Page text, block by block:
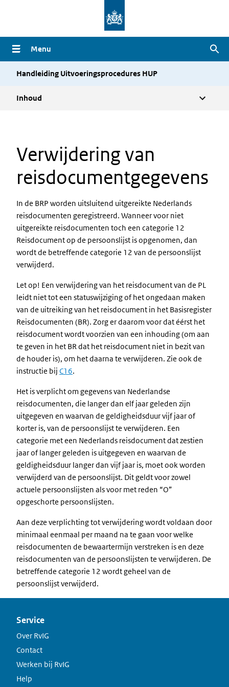
naar
de
inhoud
Menu
Handleiding Uitvoeringsprocedures HUP
Inhoud
Verwijdering van
reisdocumentgegevens
In de BRP worden uitsluitend uitgereikte Nederlands
reisdocumenten geregistreerd. Wanneer voor niet
uitgereikte reisdocumenten toch een categorie 12
Reisdocument op de persoonslijst is opgenomen, dan
wordt de betreffende categorie 12 van de persoonslijst
verwijderd.
Let op! Een verwijdering van het reisdocument van de PL
leidt niet tot een statuswijziging of het ongedaan maken
van de uitreiking van het reisdocument in het Basisregister
Reisdocumenten (BR). Zorg er daarom voor dat éérst het
reisdocument wordt voorzien van een inhouding (om aan
te geven in het BR dat het reisdocument niet in bezit van
de houder is), om het daarna te verwijderen. Zie ook de
instructie bij C16.
Het is verplicht om gegevens van Nederlandse
reisdocumenten, die langer dan elf jaar geleden zijn
uitgegeven en waarvan de geldigheidsduur vijf jaar of
korter is, van de persoonslijst te verwijderen. Een
categorie met een Nederlands reisdocument dat zestien
jaar of langer geleden is uitgegeven en waarvan de
geldigheidsduur langer dan vijf jaar is, moet ook worden
verwijderd van de persoonslijst. Dit geldt voor zowel
actuele persoonslijsten als voor met reden “O”
opgeschorte persoonslijsten.
Aan deze verplichting tot verwijdering wordt voldaan door
minimaal eenmaal per maand na te gaan voor welke
reisdocumenten de bewaartermijn verstreken is en deze
reisdocumenten van de persoonslijsten te verwijderen. De
betreffende categorie 12 wordt geheel van de
persoonslijst verwijderd.
Service
Over RvIG
Contact
Werken bij RvIG
Help